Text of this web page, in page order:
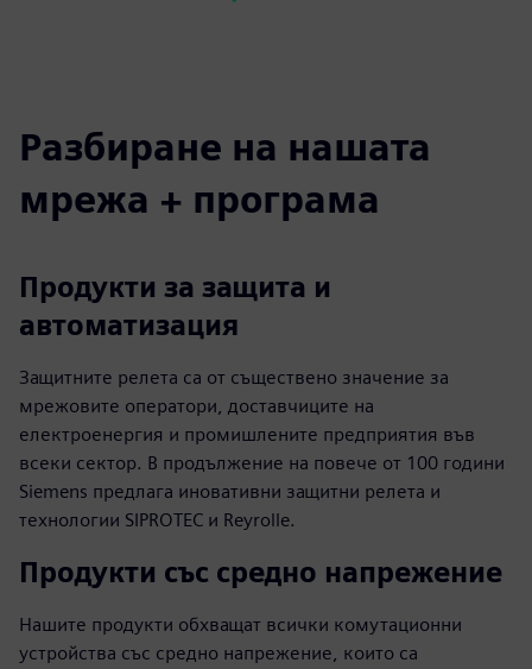
Разбиране на нашата
мрежа + програма
Продукти за защита и
автоматизация
Защитните релета са от съществено значение за
мрежовите оператори, доставчиците на
електроенергия и промишлените предприятия във
всеки сектор. В продължение на повече от 100 години
Siemens предлага иновативни защитни релета и
технологии SIPROTEC и Reyrolle.
Продукти със средно напрежение
Нашите продукти обхващат всички комутационни
устройства със средно напрежение, които са